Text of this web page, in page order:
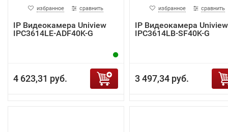
избранное сравнить
IP Видеокамера Uniview
IPC3614LE-ADF40K-G
4 623,31 руб.
избранное сравнить
IP Видеокамера Uniview
IPC3614LB-SF40K-G
3 497,34 руб.